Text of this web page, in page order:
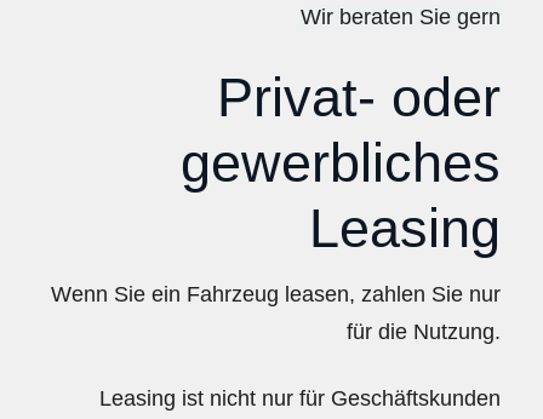
Wir beraten Sie gern
Privat- oder
gewerbliches
Leasing
Wenn Sie ein Fahrzeug leasen, zahlen Sie nur
für die Nutzung.
Leasing ist nicht nur für Geschäftskunden